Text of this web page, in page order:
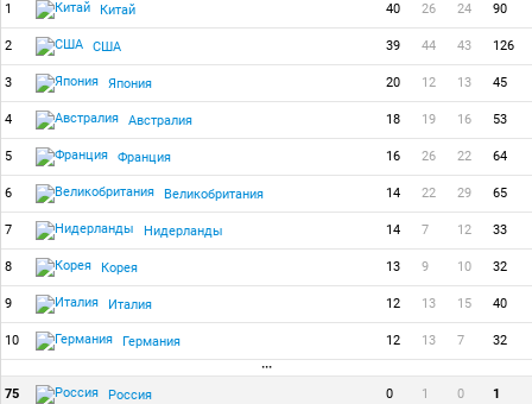
1 Китай 40 26 24 90
2 США 39 44 43 126
3 Япония 20 12 13 45
4 Австралия 18 19 16 53
5 Франция 16 26 22 64
6 Великобритания 14 22 29 65
7 Нидерланды 14 7 12 33
8 Корея 13 9 10 32
9 Италия 12 13 15 40
10 Германия 12 13 7
32
···
75
Россия 0 1 0 1